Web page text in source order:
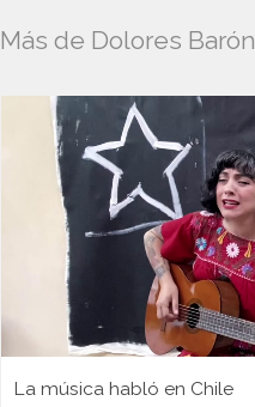
Más de Dolores Barón
La música habló en Chile